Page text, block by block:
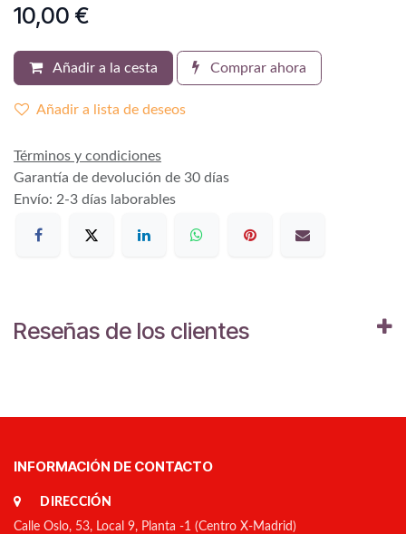
10,00 €
Añadir a la cesta Comprar ahora
Añadir a lista de deseos
Términos y condiciones
Garantía de devolución de 30 días
Envío: 2-3 días laborables
Reseñas de los clientes
INFORMACIÓN DE CONTACTO
DIRECCIÓN
Calle Oslo, 53, Local 9, Planta -1 (Centro X-Madrid)